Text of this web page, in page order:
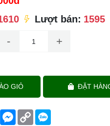
Lượt bán: 1595
- +
GIỎ ĐẶT
TwitterMessenger
Copy
Link